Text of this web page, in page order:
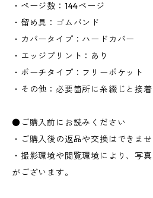
・ページ数：144ページ
・留め具：ゴムバンド
・カバータイプ：ハードカバー
・エッジプリント：あり
・ポーチタイプ：フリーポケット
・その他：必要箇所に糸綴じと接
●ご購入前にお読みください
・ご購入後の返品や交換はできませ
・撮影環境や閲覧環境により、写
がございます。